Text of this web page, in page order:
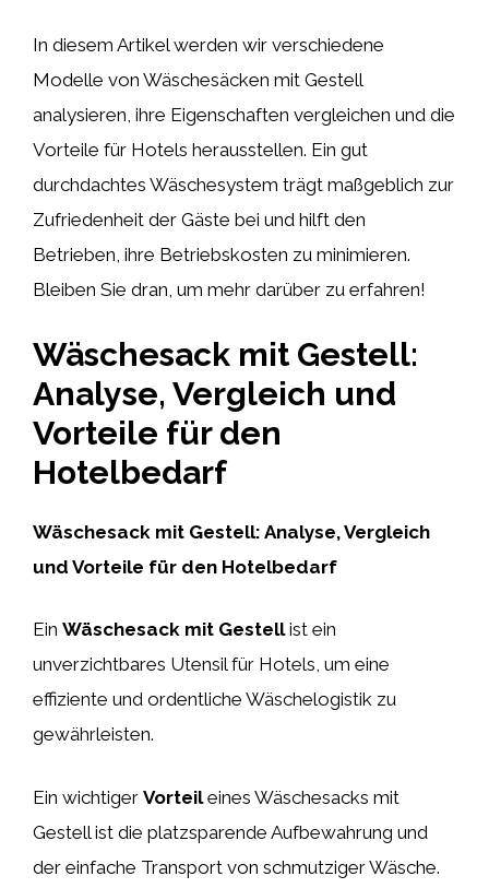
In diesem Artikel werden wir verschiedene
Modelle von Wäschesäcken mit Gestell
analysieren, ihre Eigenschaften vergleichen und die
Vorteile für Hotels herausstellen. Ein gut
durchdachtes Wäschesystem trägt maßgeblich zur
Zufriedenheit der Gäste bei und hilft den
Betrieben, ihre Betriebskosten zu minimieren.
Bleiben Sie dran, um mehr darüber zu erfahren!
Wäschesack mit Gestell:
Analyse, Vergleich und
Vorteile für den
Hotelbedarf
Wäschesack mit Gestell: Analyse, Vergleich
und Vorteile für den Hotelbedarf
Ein Wäschesack mit Gestellist ein
unverzichtbares Utensil für Hotels, um eine
effiziente und ordentliche Wäschelogistik zu
gewährleisten.
Ein wichtiger Vorteileines Wäschesacks mit
Gestell ist die platzsparende Aufbewahrung und
der einfache Transport von schmutziger Wäsche.